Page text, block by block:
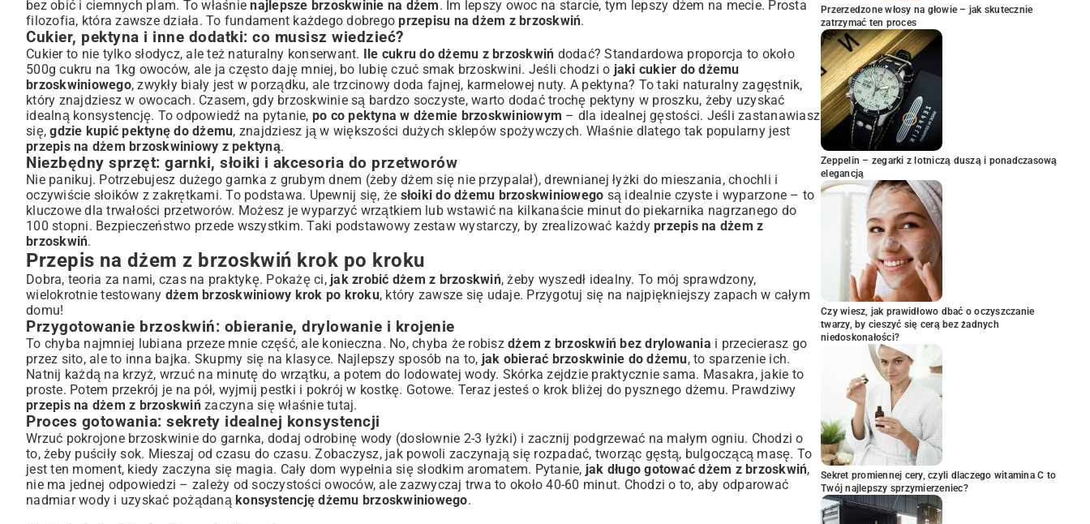
bez obić i ciemnych plam. To właśnienajlepsze brzoskwinie na dżem. Im lepszy owoc na starcie, tym lepszy dżem na mecie. Prosta
filozofia, która zawsze działa. To fundament każdego dobregoprzepisu na dżem z brzoskwiń.
Cukier, pektyna i inne dodatki: co musisz wiedzieć?
Cukier to nie tylko słodycz, ale też naturalny konserwant. Ile cukru do dżemu z brzoskwiń dodać? Standardowa proporcja to około
500g cukru na 1kg owoców, ale ja często daję mniej, bo lubię czuć smak brzoskwini. Jeśli chodzi o jaki cukier do dżemu
brzoskwiniowego, zwykły biały jest w porządku, ale trzcinowy doda fajnej, karmelowej nuty. A pektyna? To taki naturalny zagęstnik,
który znajdziesz w owocach. Czasem, gdy brzoskwinie są bardzo soczyste, warto dodać trochę pektyny w proszku, żeby uzyskać
idealną konsystencję. To odpowiedź na pytanie, po co pektyna w dżemie brzoskwiniowym – dla idealnej gęstości. Jeśli zastanawiasz
się,gdzie kupić pektynę do dżemu, znajdziesz ją w większości dużych sklepów spożywczych. Właśnie dlatego tak popularny jest
przepis na dżem brzoskwiniowy z pektyną.
Niezbędny sprzęt: garnki, słoiki i akcesoria do przetworów
Nie panikuj. Potrzebujesz dużego garnka z grubym dnem (żeby dżem się nie przypalał), drewnianej łyżki do mieszania, chochli i
oczywiście słoików z zakrętkami. To podstawa. Upewnij się, że słoiki do dżemu brzoskwiniowego są idealnie czyste i wyparzone – to
kluczowe dla trwałości przetworów. Możesz je wyparzyć wrzątkiem lub wstawić na kilkanaście minut do piekarnika nagrzanego do
100 stopni. Bezpieczeństwo przede wszystkim. Taki podstawowy zestaw wystarczy, by zrealizować każdy przepis na dżem z
brzoskwiń.
Przepis na dżem z brzoskwiń krok po kroku
Dobra, teoria za nami, czas na praktykę. Pokażę ci, jak zrobić dżem z brzoskwiń, żeby wyszedł idealny. To mój sprawdzony,
wielokrotnie testowany dżem brzoskwiniowy krok po kroku, który zawsze się udaje. Przygotuj się na najpiękniejszy zapach w całym
domu!
Przygotowanie brzoskwiń: obieranie, drylowanie i krojenie
To chyba najmniej lubiana przeze mnie część, ale konieczna. No, chyba że robisz dżem z brzoskwiń bez drylowania i przecierasz go
przez sito, ale to inna bajka. Skupmy się na klasyce. Najlepszy sposób na to, jak obierać brzoskwinie do dżemu, to sparzenie ich.
Natnij każdą na krzyż, wrzuć na minutę do wrzątku, a potem do lodowatej wody. Skórka zejdzie praktycznie sama. Masakra, jakie to
proste. Potem przekrój je na pół, wyjmij pestki i pokrój w kostkę. Gotowe. Teraz jesteś o krok bliżej do pysznego dżemu. Prawdziwy
przepis na dżem z brzoskwińzaczyna się właśnie tutaj.
Proces gotowania: sekrety idealnej konsystencji
Wrzuć pokrojone brzoskwinie do garnka, dodaj odrobinę wody (dosłownie 2-3 łyżki) i zacznij podgrzewać na małym ogniu. Chodzi o
to, żeby puściły sok. Mieszaj od czasu do czasu. Zobaczysz, jak powoli zaczynają się rozpadać, tworząc gęstą, bulgoczącą masę. To
jest ten moment, kiedy zaczyna się magia. Cały dom wypełnia się słodkim aromatem. Pytanie, jak długo gotować dżem z brzoskwiń,
nie ma jednej odpowiedzi – zależy od soczystości owoców, ale zazwyczaj trwa to około 40-60 minut. Chodzi o to, aby odparować
nadmiar wody i uzyskać pożądaną konsystencję dżemu brzoskwiniowego.
Przerzedzone włosy na głowie – jak skutecznie
zatrzymać ten proces
Zeppelin – zegarki z lotniczą duszą i ponadczasową
elegancją
Czy wiesz, jak prawidłowo dbać o oczyszczanie
twarzy, by cieszyć się cerą bez żadnych
niedoskonałości?
Sekret promiennej cery, czyli dlaczego witamina C to
Twój najlepszy sprzymierzeniec?